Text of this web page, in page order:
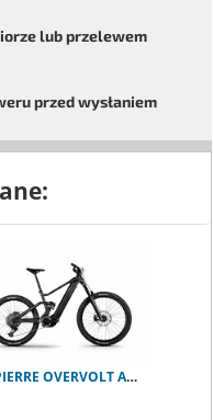
lub przelewem
przed wysłaniem
LAPIERRE OVERVOLT AM 9.8 800Wh